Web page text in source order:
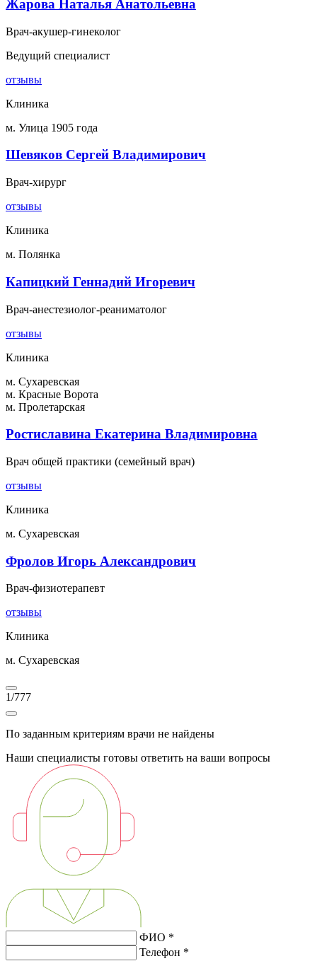
Жарова Наталья Анатольевна
Врач-акушер-гинеколог
Ведущий специалист
отзывы
Клиника
м. Улица 1905 года
Шевяков Сергей Владимирович
Врач-хирург
отзывы
Клиника
м. Полянка
Капицкий Геннадий Игоревич
Врач-анестезиолог-реаниматолог
отзывы
Клиника
м. Сухаревская
м. Красные Ворота
м. Пролетарская
Ростиславина Екатерина Владимировна
Врач общей практики (семейный врач)
отзывы
Клиника
м. Сухаревская
Фролов Игорь Александрович
Врач-физиотерапевт
отзывы
Клиника
м. Сухаревская
1/777
По заданным критериям врачи не найдены
Наши специалисты готовы ответить на ваши вопросы
ФИО *
Телефон *